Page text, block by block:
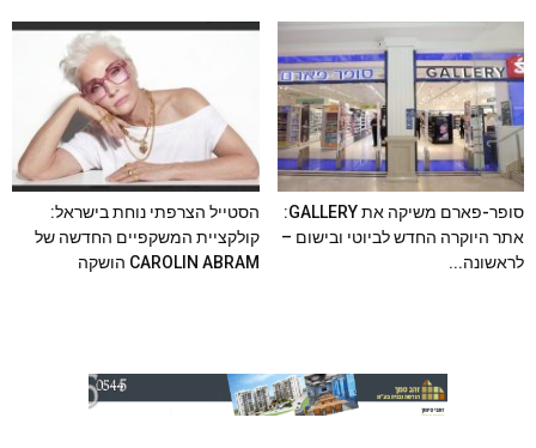
סופר-פארם משיקה את GALLERY:
אתר היוקרה החדש לביוטי ובישום –
לראשונה...
הסטייל הצרפתי נוחת בישראל:
קולקציית המשקפיים החדשה של
CAROLIN ABRAM הושקה